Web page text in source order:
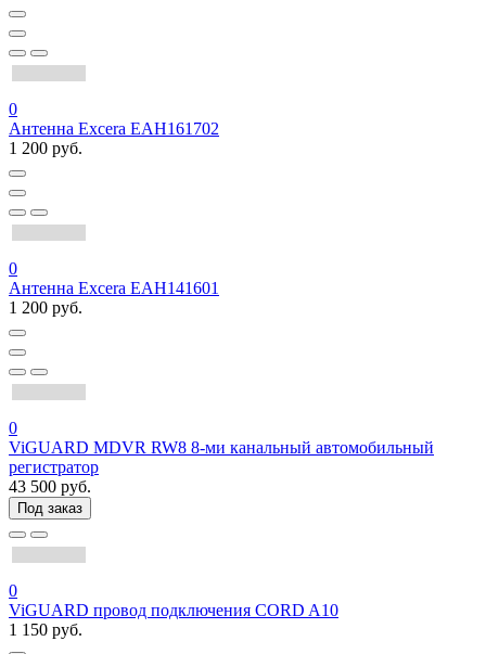
0
Антенна Excera EAH161702
1 200 руб.
0
Антенна Excera EAH141601
1 200 руб.
0
ViGUARD MDVR RW8 8-ми канальный автомобильный
регистратор
43 500 руб.
Под заказ
0
ViGUARD провод подключения CORD A10
1 150 руб.